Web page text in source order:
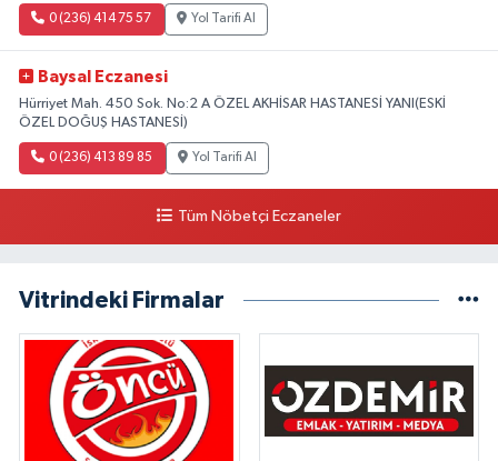
0 (236) 414 75 57 Yol Tarifi Al
Baysal Eczanesi
Hürriyet Mah. 450 Sok. No:2 A ÖZEL AKHİSAR HASTANESİ YANI(ESKİ
ÖZEL DOĞUŞ HASTANESİ)
0 (236) 413 89 85 Yol Tarifi Al
Tüm Nöbetçi Eczaneler
Vitrindeki Firmalar